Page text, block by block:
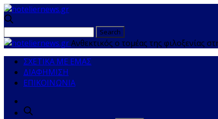
Ανθεκτικός ο τομέας της φιλοξενίας
ΣΧΕΤΙΚΑ ΜΕ ΕΜΑΣ
ΔΙΑΦΗΜΙΣΗ
ΕΠΙΚΟΙΝΩΝΙΑ